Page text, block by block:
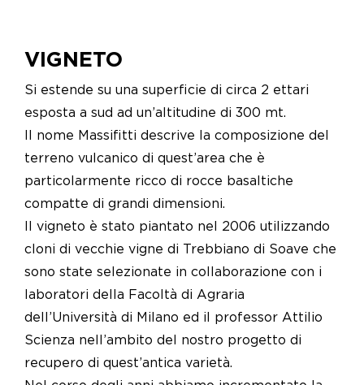
VIGNETO
Si estende su una superficie di circa 2 ettari
esposta a sud ad un’altitudine di 300 mt.
Il nome Massifitti descrive la composizione del
terreno vulcanico di quest’area che è
particolarmente ricco di rocce basaltiche
compatte di grandi dimensioni.
Il vigneto è stato piantato nel 2006 utilizzando
cloni di vecchie vigne di Trebbiano di Soave che
sono state selezionate in collaborazione con i
laboratori della Facoltà di Agraria
dell’Università di Milano ed il professor Attilio
Scienza nell’ambito del nostro progetto di
recupero di quest’antica varietà.